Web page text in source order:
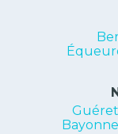
Guéret
Bayonne